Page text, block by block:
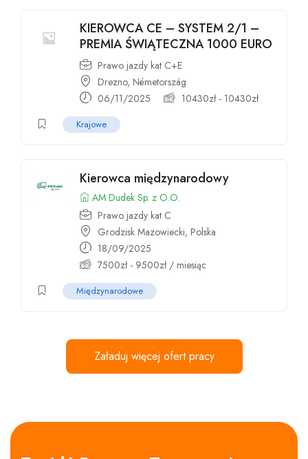
KIEROWCA CE – SYSTEM 2/1 –
PREMIA ŚWIĄTECZNA 1000 EURO
Prawo jazdy kat C+E
Drezno, Németország
06/11/2025
10430zł- 10430zł
Krajowe
Kierowca międzynarodowy
AM Dudek Sp. z O.O.
Prawo jazdy kat C
Grodzisk Mazowiecki, Polska
18/09/2025
7500zł- 9500zł/ miesiąc
Międzynarodowe
Załaduj więcej ofert pracy